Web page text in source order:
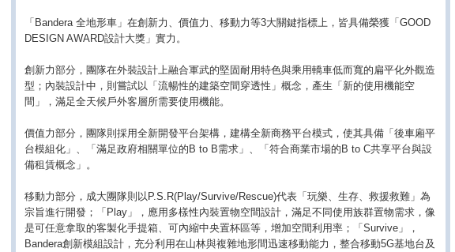
「Bandera 全地形車」在創新力、價值力、移動力等3大關鍵指標上，皆具備榮獲「GOOD
DESIGN AWARD設計大獎」實力。
創新力部分，團隊在外裝設計上融合軍武的堅固耐用特色與乘用轎車低而寬的扁平化外觀造
型；內裝設計中，則嘗試以「流暢性的建築空間穿透性」概念，產生「新的使用機能空
間」，滿足全天候戶外客層所需要使用機能。
價值力部分，團隊則採用全新開發平台架構，建構全新商務平台模式，使其具備「後車廂平
台模組化」、「滿足政府相關單位的B to B需求」、「符合商業市場的B to C共享平台與設
備租賃概念」。
移動力部分，成大團隊則以P.S.R(Play/Survive/Rescue)代表「玩樂、生存、救援救難」為
宗旨進行開發；「Play」，應用多樣性內裝置物空間設計，滿足不同使用族群置物需求，像
是可任意拿取的客製化手提箱、可內縮中央置杯區等，增加空間利用率；「Survive」，
Bandera創新模組設計，充分利用在山林與複雜地形間迅速移動能力，整合移動5G基地台及